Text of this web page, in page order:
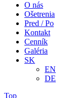
O nás
Ošetrenia
Pred / Po
Kontakt
Cenník
Galéria
SK
EN
DE
Top